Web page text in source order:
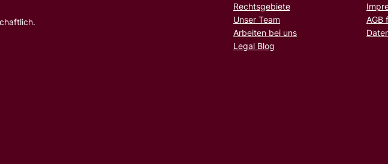
Rechtsgebiete
Unser Team
Arbeiten bei uns
Legal Blog
AGB